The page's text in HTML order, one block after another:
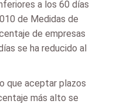
a los 60 días
de Medidas de
de empresas
se ha reducido al
que aceptar plazos
más alto se